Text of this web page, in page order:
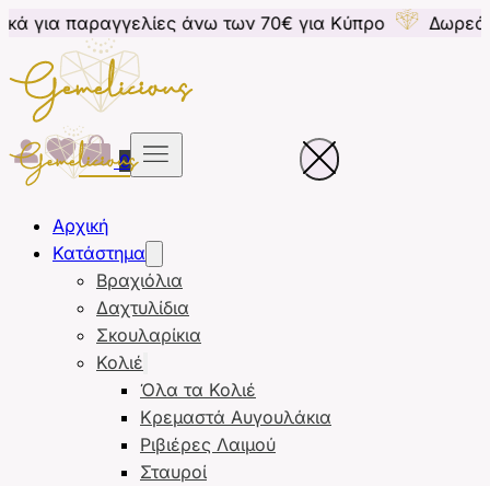
άνω των 70€ για Κύπρο Δωρεάν
0
Αρχική
Κατάστημα
Βραχιόλια
Δαχτυλίδια
Σκουλαρίκια
Κολιέ
Όλα τα Κολιέ
Κρεμαστά Αυγουλάκια
Ριβιέρες Λαιμού
Σταυροί